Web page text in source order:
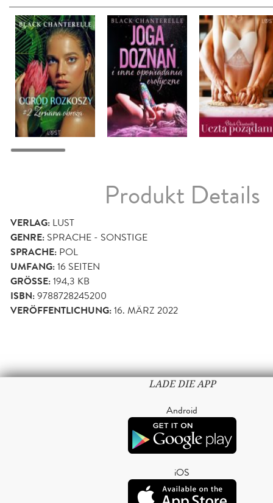
Produkt Details
VERLAG: LUST
GENRE: SPRACHE - SONSTIGE
SPRACHE: POL
UMFANG:16 SEITEN
GRÖSSE: 194,3 KB
ISBN:9788728245200
VERÖFFENTLICHUNG:16. MÄRZ 2022
LADE DIE APP
Android
iOS